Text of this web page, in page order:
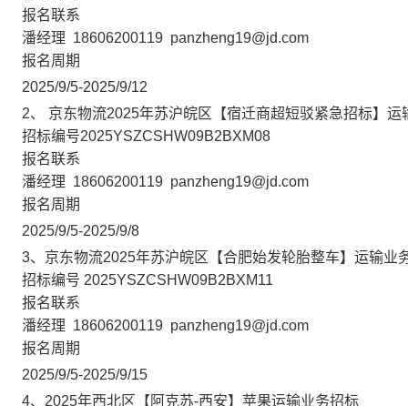
报名联系
潘经理 18606200119 panzheng19@jd.com
报名周期
2025/9/5-2025/9/12
2、
京东物流2025年苏沪皖区【宿迁商超短驳紧急招标】运
招标编号2025YSZCSHW09B2BXM08
报名联系
潘经理 18606200119 panzheng19@jd.com
报名周期
2025/9/5-2025/9/8
3、京东物流2025年苏沪皖区【合肥始发轮胎整车】运输业
招标编号 2025YSZCSHW09B2BXM11
报名联系
潘经理 18606200119 panzheng19@jd.com
报名周期
2025/9/5-2025/9/15
4、2025年西北区【阿克苏-西安】苹果运输业务招标